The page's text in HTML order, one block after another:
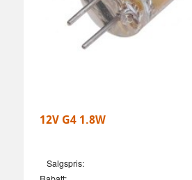
12V G4 1.8W
Salgspris: